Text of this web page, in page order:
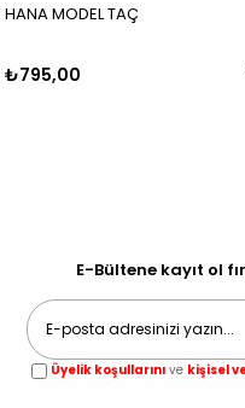
HANA MODEL TAÇ
₺795,00
E-Bültene kayıt ol
Üyelik koşullarını ve kişisel